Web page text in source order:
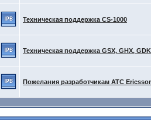
Техническая поддержка CS-1000
Техническая поддержка GSX, GHX, GDK
Пожелания разработчикам АТС